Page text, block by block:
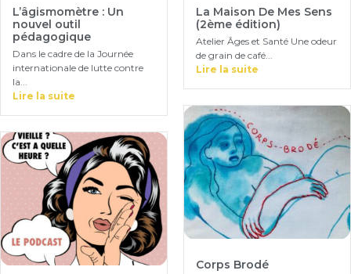
L’âgismomètre : Un
nouvel outil
pédagogique
Dans le cadre de la Journée
internationale de lutte contre
la...
Lire la suite
La Maison De Mes Sens
(2ème édition)
Atelier Âges et Santé Une odeur
de grain de café...
Lire la suite
Corps Brodé